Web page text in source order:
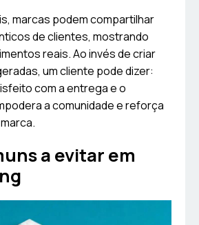
marcas podem compartilhar
de clientes, mostrando
reais. Ao invés de criar
um cliente pode dizer:
com a entrega e o
a comunidade e reforça
a evitar em